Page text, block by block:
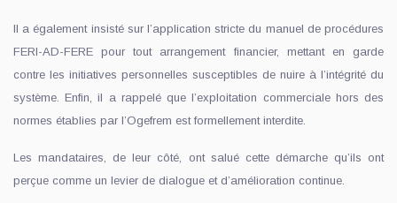
Il a également insisté sur l’application stricte du manuel de procédures
FERI-AD-FERE pour tout arrangement financier, mettant en garde
contre les initiatives personnelles susceptibles de nuire à l’intégrité du
système. Enfin, il a rappelé que l’exploitation commerciale hors des
normes établies par l’Ogefrem est formellement interdite.
Les mandataires, de leur côté, ont salué cette démarche qu’ils ont
perçue comme un levier de dialogue et d’amélioration continue.